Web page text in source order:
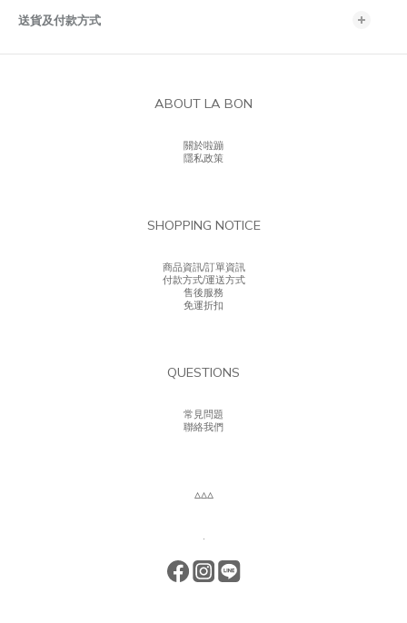
送貨及付款方式
ABOUT LA BON
關於啦蹦
隱私政策
SHOPPING NOTICE
商品資訊/訂單資訊
付款方式/運送方式
售後服務
免運折扣
QUESTIONS
常見問題
聯絡我們
▵▵▵
.